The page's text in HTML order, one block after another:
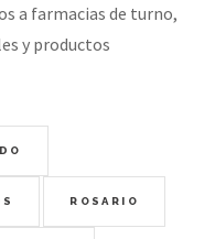
a farmacias de turno,
y productos
ROSARIO